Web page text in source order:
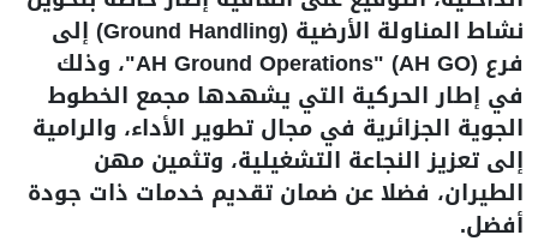
نشاط المناولة الأرضية (Ground Handling) إلى
فرع AH Ground Operations" (AH GO)"، وذلك
في إطار الحركية التي يشهدها مجمع الخطوط
الجوية الجزائرية في مجال تطوير الأداء، والرامية
إلى تعزيز النجاعة التشغيلية، وتثمين مهن
الطيران، فضلا عن ضمان تقديم خدمات ذات جودة
أفضل.